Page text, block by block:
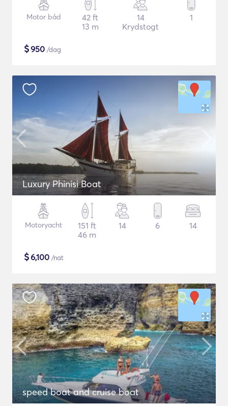
Motor båd
42 ft
13 m
14
Krydstogt
1
$950 /dag
Luxury Phinisi Boat
Motoryacht
151 ft
46 m
14 6 14
$6,100 /nat
speed boat and cruise boat